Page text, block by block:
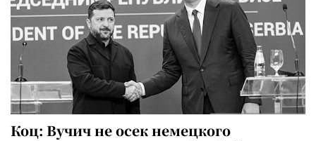
Коц: Вучич не осек немецкого